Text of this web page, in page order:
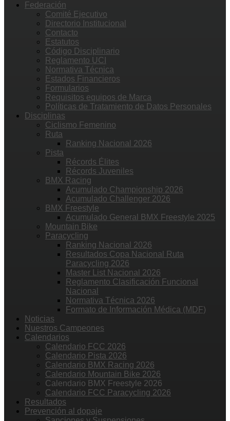
Federación
Comité Ejecutivo
Directorio Institucional
Contacto
Estatutos
Código Disciplinario
Reglamento UCI
Normativa Técnica
Estados Financieros
Formularios
Requisitos equipos de Marca
Políticas de Tratamiento de Datos Personales
Disciplinas
Ciclismo Femenino
Ruta
Ranking Nacional 2026
Pista
Récords Élites
Récords Juveniles
BMX Racing
Acumulado Championship 2026
Acumulado Challenger 2026
BMX Freestyle
Acumulado General BMX Freestyle 2025
Mountain Bike
Paracycling
Ranking Nacional 2026
Resultados Copa Nacional Ruta
Paracycling 2026
Master List Nacional 2026
Reglamento Clasificación Funcional
Nacional
Normativa Técnica 2026
Formato de Información Médica (MDF)
Noticias
Nuestros Campeones
Calendarios
Calendario FCC 2026
Calendario Pista 2026
Calendario BMX Racing 2026
Calendario Mountain Bike 2026
Calendario BMX Freestyle 2026
Calendario FCC Paracycling 2026
Resultados
Prevención al dopaje